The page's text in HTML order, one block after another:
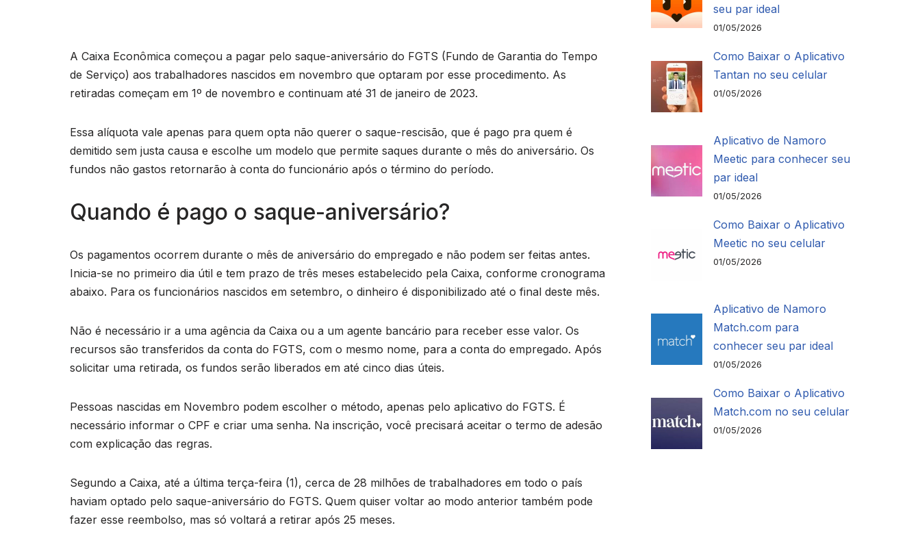
A Caixa Econômica começou a pagar pelo saque-aniversário do FGTS (Fundo de Garantia do Tempo
de Serviço) aos trabalhadores nascidos em novembro que optaram por esse procedimento. As
retiradas começam em 1º de novembro e continuam até 31 de janeiro de 2023.
Essa alíquota vale apenas para quem opta não querer o saque-rescisão, que é pago pra quem é
demitido sem justa causa e escolhe um modelo que permite saques durante o mês do aniversário. Os
fundos não gastos retornarão à conta do funcionário após o término do período.
Quando é pago o saque-aniversário?
Os pagamentos ocorrem durante o mês de aniversário do empregado e não podem ser feitas antes.
Inicia-se no primeiro dia útil e tem prazo de três meses estabelecido pela Caixa, conforme cronograma
abaixo. Para os funcionários nascidos em setembro, o dinheiro é disponibilizado até o final deste mês.
Não é necessário ir a uma agência da Caixa ou a um agente bancário para receber esse valor. Os
recursos são transferidos da conta do FGTS, com o mesmo nome, para a conta do empregado. Após
solicitar uma retirada, os fundos serão liberados em até cinco dias úteis.
Pessoas nascidas em Novembro podem escolher o método, apenas pelo aplicativo do FGTS. É
necessário informar o CPF e criar uma senha. Na inscrição, você precisará aceitar o termo de adesão
com explicação das regras.
Segundo a Caixa, até a última terça-feira (1), cerca de 28 milhões de trabalhadores em todo o país
haviam optado pelo saque-aniversário do FGTS. Quem quiser voltar ao modo anterior também pode
fazer esse reembolso, mas só voltará a retirar após 25 meses.
seu par ideal
01/05/2026
Como Baixar o Aplicativo
Tantan no seu celular
01/05/2026
Aplicativo de Namoro
Meetic para conhecer seu
par ideal
01/05/2026
Como Baixar o Aplicativo
Meetic no seu celular
01/05/2026
Aplicativo de Namoro
Match.com para
conhecer seu par ideal
01/05/2026
Como Baixar o Aplicativo
Match.com no seu celular
01/05/2026